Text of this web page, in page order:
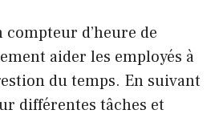
compteur d’heure de
aider les employés à
du temps. En suivant
différentes tâches et